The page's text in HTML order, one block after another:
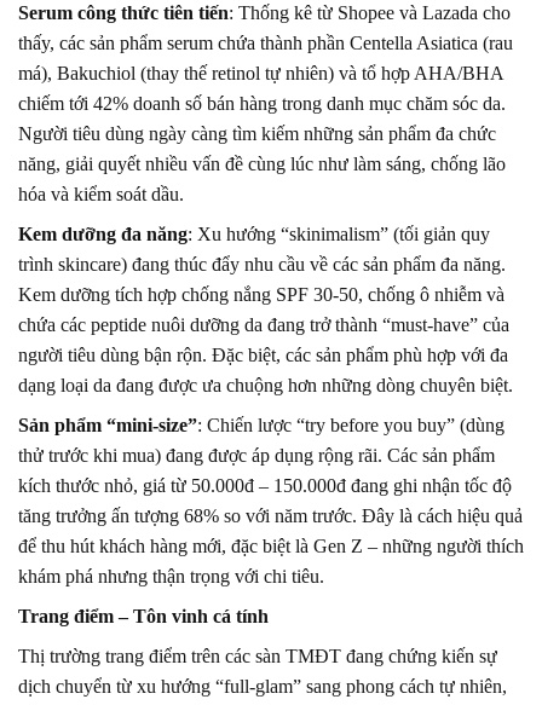
Serum công thức tiên tiến: Thống kê từ Shopee và Lazada cho
thấy, các sản phẩm serum chứa thành phần Centella Asiatica (rau
má), Bakuchiol (thay thế retinol tự nhiên) và tổ hợp AHA/BHA
chiếm tới 42% doanh số bán hàng trong danh mục chăm sóc da.
Người tiêu dùng ngày càng tìm kiếm những sản phẩm đa chức
năng, giải quyết nhiều vấn đề cùng lúc như làm sáng, chống lão
hóa và kiểm soát dầu.
Kem dưỡng đa năng: Xu hướng “skinimalism” (tối giản quy
trình skincare) đang thúc đẩy nhu cầu về các sản phẩm đa năng.
Kem dưỡng tích hợp chống nắng SPF 30-50, chống ô nhiễm và
chứa các peptide nuôi dưỡng da đang trở thành “must-have” của
người tiêu dùng bận rộn. Đặc biệt, các sản phẩm phù hợp với đa
dạng loại da đang được ưa chuộng hơn những dòng chuyên biệt.
Sản phẩm “mini-size”: Chiến lược “try before you buy” (dùng
thử trước khi mua) đang được áp dụng rộng rãi. Các sản phẩm
kích thước nhỏ, giá từ 50.000đ – 150.000đ đang ghi nhận tốc độ
tăng trưởng ấn tượng 68% so với năm trước. Đây là cách hiệu quả
để thu hút khách hàng mới, đặc biệt là Gen Z – những người thích
khám phá nhưng thận trọng với chi tiêu.
Trang điểm – Tôn vinh cá tính
Thị trường trang điểm trên các sàn TMĐT đang chứng kiến sự
dịch chuyển từ xu hướng “full-glam” sang phong cách tự nhiên,